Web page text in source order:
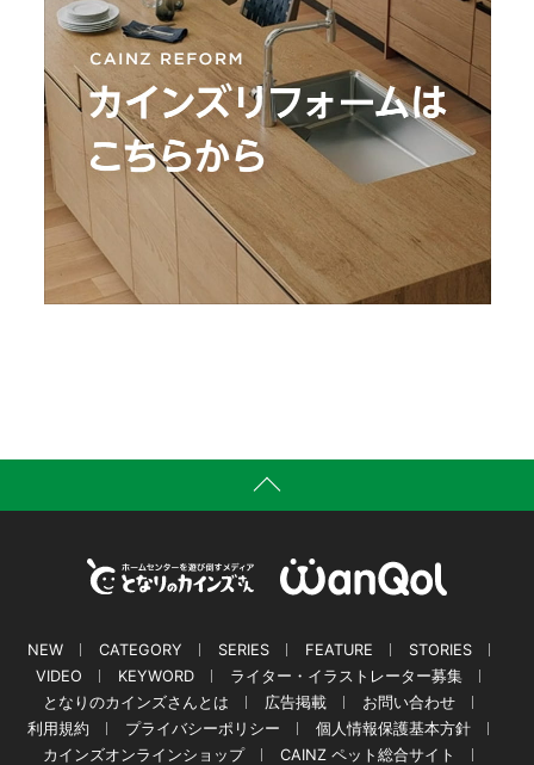
NEW CATEGORY SERIES FEATURE
STORIES
VIDEO
KEYWORD
ライター・イラストレーター募集
となりのカインズさんとは
広告掲載
お問い合わせ
利用規約
プライバシーポリシー
個人情報保護基本方針
カインズオンラインショップ
CAINZ ペット総合サイト